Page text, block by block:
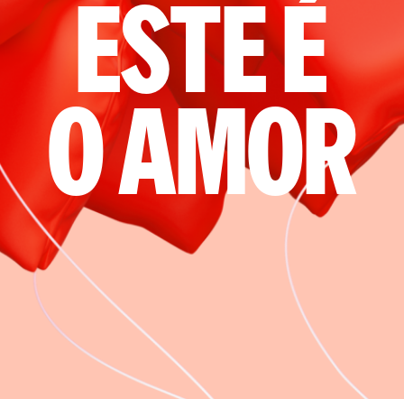
Este é
o amor